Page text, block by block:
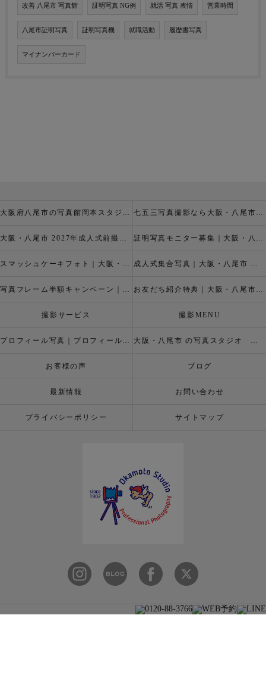
改善 八尾市 写真館 証明写真 NG例 就活 写真 表情 営業時間
八尾市証明写真 証明写真機 就職活動 履歴書写真
マイナンバーカード
大阪府八尾市の写真館岡本スタジオの撮影キャンペーン 七五三写真撮影なら大阪・八尾市 の岡本スタジオへ
大阪・八尾市 2027年成人式前撮り振袖写真撮影、成人振袖レンタルなら2026年成人前撮りキャペーン開催中の岡本スタジオへ 証明写真モニター募集｜大阪・八尾市 証明写真撮影なら岡本スタジオへ！証明写真モニターモデル募集中！
スマッシュケーキフォト｜大阪・八尾市 スマッシュケーキ写真撮影、ベビーフォト撮影は岡本スタジオへ 成人式集合写真｜大阪・八尾市 友達集合写真、成人式集合写真撮影なら岡本スタジオへ
写真フレーム半額キャンペーン｜大阪・八尾市 写真撮影なら半額割引キャペーン開催中の岡本スタジオへ お友だち紹介特典｜大阪・八尾市 記念写真撮影なら岡本スタジオへ
撮影サービス 撮影MENU
プロフィール写真｜プロフィールフォト 大阪・八尾市 の写真スタジオ 岡本スタジオ2026年七五三撮影特設ページ
お客様の声 ブログ
最新情報 お問い合わせ
プライバシーポリシー サイトマップ